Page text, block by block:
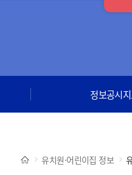
정보공시
유치원·어린이집 정보